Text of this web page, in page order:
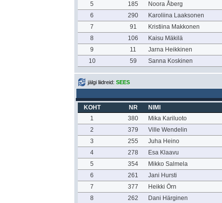
5
185
Noora Åberg
6
290
Karoliina Laaksonen
7
91
Kristiina Makkonen
8
106
Kaisu Mäkilä
9
11
Jarna Heikkinen
10
59 Sanna Koskinen
jälgi liidreid: SEES
KOHT NR
NIMI
1
380
Mika Kariluoto
2
379
Ville Wendelin
3
255
Juha Heino
4
278
Esa Klaavu
5
354
Mikko Salmela
6
261
Jani Hursti
7
377
Heikki Örn
8
262 Dani Härginen